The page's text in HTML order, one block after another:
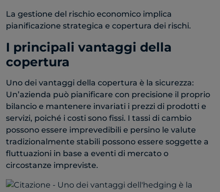
La gestione del rischio economico implica
pianificazione strategica e copertura dei rischi.
I principali vantaggi della
copertura
Uno dei vantaggi della copertura è la sicurezza:
Un’azienda può pianificare con precisione il proprio
bilancio e mantenere invariati i prezzi di prodotti e
servizi, poiché i costi sono fissi. I tassi di cambio
possono essere imprevedibili e persino le valute
tradizionalmente stabili possono essere soggette a
fluttuazioni in base a eventi di mercato o
circostanze impreviste.